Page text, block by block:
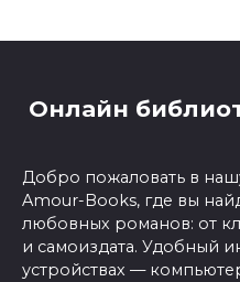
Онлайн
Добро пожаловать в
Amour-Books, где вы
любовных романов: от
и самоиздата. Удобный
устройствах —